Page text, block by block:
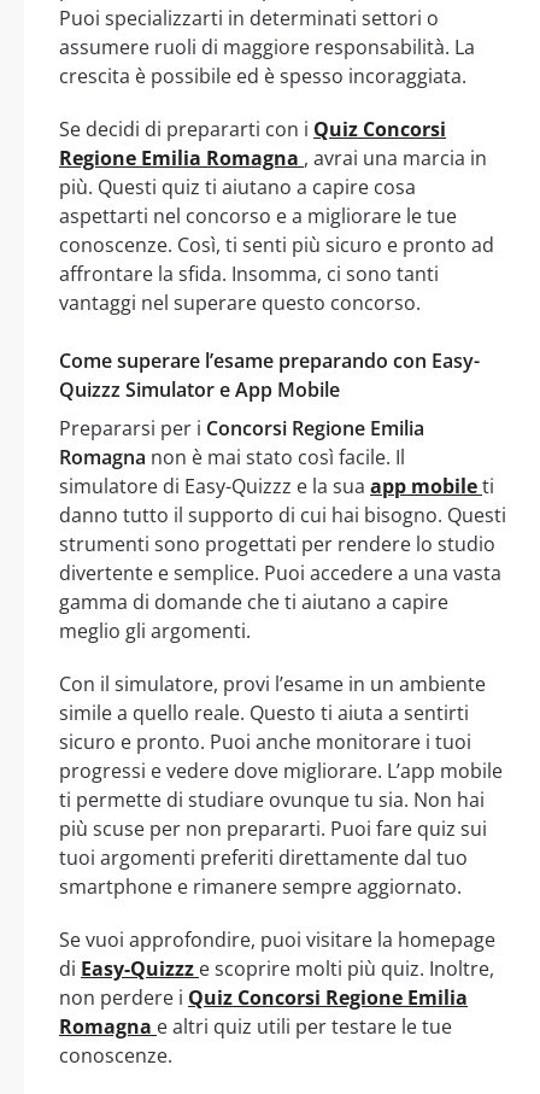
Puoi specializzarti in determinati settori o
assumere ruoli di maggiore responsabilità. La
crescita è possibile ed è spesso incoraggiata.
Se decidi di prepararti con i Quiz Concorsi
Regione Emilia Romagna , avrai una marcia in
più. Questi quiz ti aiutano a capire cosa
aspettarti nel concorso e a migliorare le tue
conoscenze. Così, ti senti più sicuro e pronto ad
affrontare la sfida. Insomma, ci sono tanti
vantaggi nel superare questo concorso.
Come superare l’esame preparando con Easy-
Quizzz Simulator e App Mobile
Prepararsi per i Concorsi Regione Emilia
Romagna non è mai stato così facile. Il
simulatore di Easy-Quizzz e la sua app mobileti
danno tutto il supporto di cui hai bisogno. Questi
strumenti sono progettati per rendere lo studio
divertente e semplice. Puoi accedere a una vasta
gamma di domande che ti aiutano a capire
meglio gli argomenti.
Con il simulatore, provi l’esame in un ambiente
simile a quello reale. Questo ti aiuta a sentirti
sicuro e pronto. Puoi anche monitorare i tuoi
progressi e vedere dove migliorare. L’app mobile
ti permette di studiare ovunque tu sia. Non hai
più scuse per non prepararti. Puoi fare quiz sui
tuoi argomenti preferiti direttamente dal tuo
smartphone e rimanere sempre aggiornato.
Se vuoi approfondire, puoi visitare la homepage
di Easy-Quizzz e scoprire molti più quiz. Inoltre,
non perdere i Quiz Concorsi Regione Emilia
Romagna e altri quiz utili per testare le tue
conoscenze.